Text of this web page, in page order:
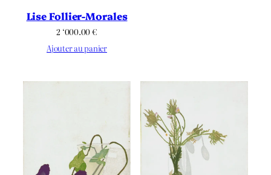
Lise Follier-Morales
2 ‘000.00€
Ajouter au panier